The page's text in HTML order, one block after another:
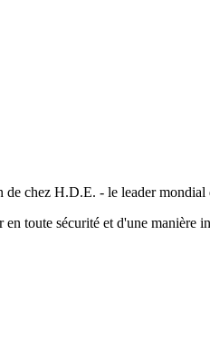
chez H.D.E. - le leader mondial
toute sécurité et d'une manière